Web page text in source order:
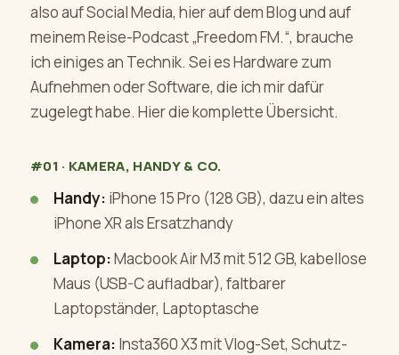
also auf Social Media, hier auf dem Blog und auf
meinem Reise-Podcast „Freedom FM.“, brauche
ich einiges an Technik. Sei es Hardware zum
Aufnehmen oder Software, die ich mir dafür
zugelegt habe. Hier die komplette Übersicht.
#01 · KAMERA, HANDY & CO.
Handy: iPhone 15 Pro (128 GB), dazu ein altes
iPhone XR als Ersatzhandy
Laptop:Macbook Air M3 mit 512 GB, kabellose
Maus (USB-C aufladbar), faltbarer
Laptopständer, Laptoptasche
Kamera: Insta360 X3 mit Vlog-Set, Schutz-